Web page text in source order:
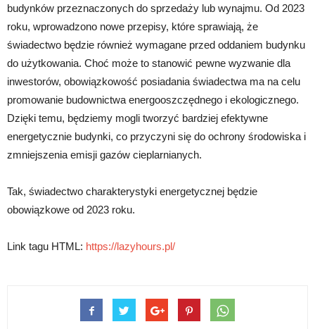
budynków przeznaczonych do sprzedaży lub wynajmu. Od 2023
roku, wprowadzono nowe przepisy, które sprawiają, że
świadectwo będzie również wymagane przed oddaniem budynku
do użytkowania. Choć może to stanowić pewne wyzwanie dla
inwestorów, obowiązkowość posiadania świadectwa ma na celu
promowanie budownictwa energooszczędnego i ekologicznego.
Dzięki temu, będziemy mogli tworzyć bardziej efektywne
energetycznie budynki, co przyczyni się do ochrony środowiska i
zmniejszenia emisji gazów cieplarnianych.
Tak, świadectwo charakterystyki energetycznej będzie
obowiązkowe od 2023 roku.
Link tagu HTML: https://lazyhours.pl/